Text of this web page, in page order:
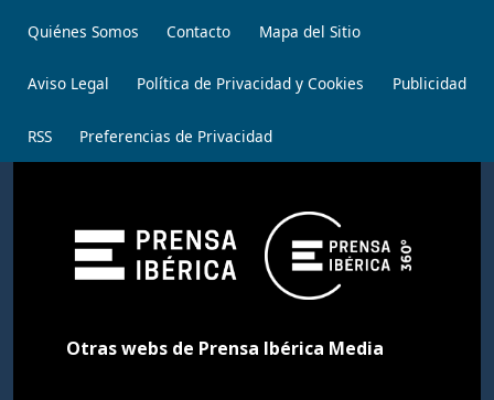
Quiénes Somos Contacto Mapa del Sitio
Aviso Legal Política de Privacidad y Cookies Publicidad
RSS Preferencias de Privacidad
Otras webs de Prensa Ibérica Media